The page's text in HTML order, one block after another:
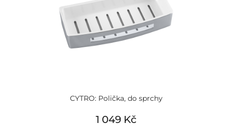
CYTRO: Polička, do sprchy
1 049 Kč